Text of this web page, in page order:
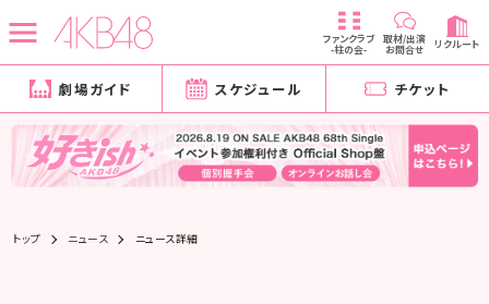
ファンクラブ
-柱の会-
取材/出演
お問合せ リクルート
劇場ガイド スケジュール チケット
トップ ニュース ニュース詳細